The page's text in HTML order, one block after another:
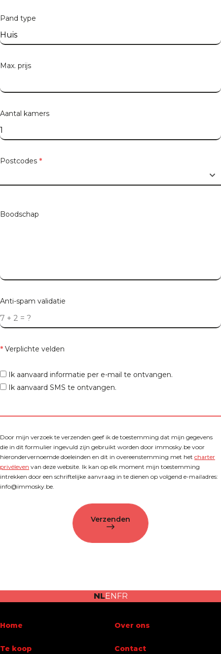
Bus
Postcode
Stad
Pand type
Max. prijs
Aantal kamers
Postcodes *
Boodschap
Anti-spam validatie
* Verplichte velden
Ik aanvaard informatie per e-mail te ontvangen.
Ik aanvaard SMS te ontvangen.
Door mijn verzoek te verzenden geef ik de toestemming dat mijn gegevens
die in dit formulier ingevuld zijn gebruikt worden door immosky.be voor
hierondervernoemde doeleinden en dit in overeenstemming met het charter
privéleven van deze website. Ik kan op elk moment mijn toestemming
intrekken door een schriftelijke aanvraag in te dienen op volgend e-mailadres:
info@immosky.be.
Verzenden
NLEN FR
Home
Te koop
Over ons
Contact